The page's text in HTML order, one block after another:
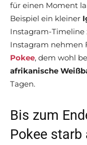
für einen Moment
Beispiel ein kleiner
Instagram-
Instagram nehmen
Pokee, dem wohl
afrikanische
Tagen.
Bis zum
Pokee starb